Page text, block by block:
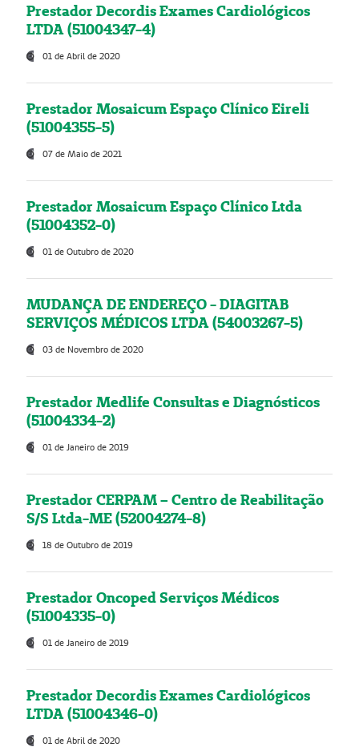
Prestador Decordis Exames Cardiológicos
LTDA (51004347-4)
01 de Abril de 2020
Prestador Mosaicum Espaço Clínico Eireli
(51004355-5)
07 de Maio de 2021
Prestador Mosaicum Espaço Clínico Ltda
(51004352-0)
01 de Outubro de 2020
MUDANÇA DE ENDEREÇO - DIAGITAB
SERVIÇOS MÉDICOS LTDA (54003267-5)
03 de Novembro de 2020
Prestador Medlife Consultas e Diagnósticos
(51004334-2)
01 de Janeiro de 2019
Prestador CERPAM – Centro de Reabilitação
S/S Ltda-ME (52004274-8)
18 de Outubro de 2019
Prestador Oncoped Serviços Médicos
(51004335-0)
01 de Janeiro de 2019
Prestador Decordis Exames Cardiológicos
LTDA (51004346-0)
01 de Abril de 2020